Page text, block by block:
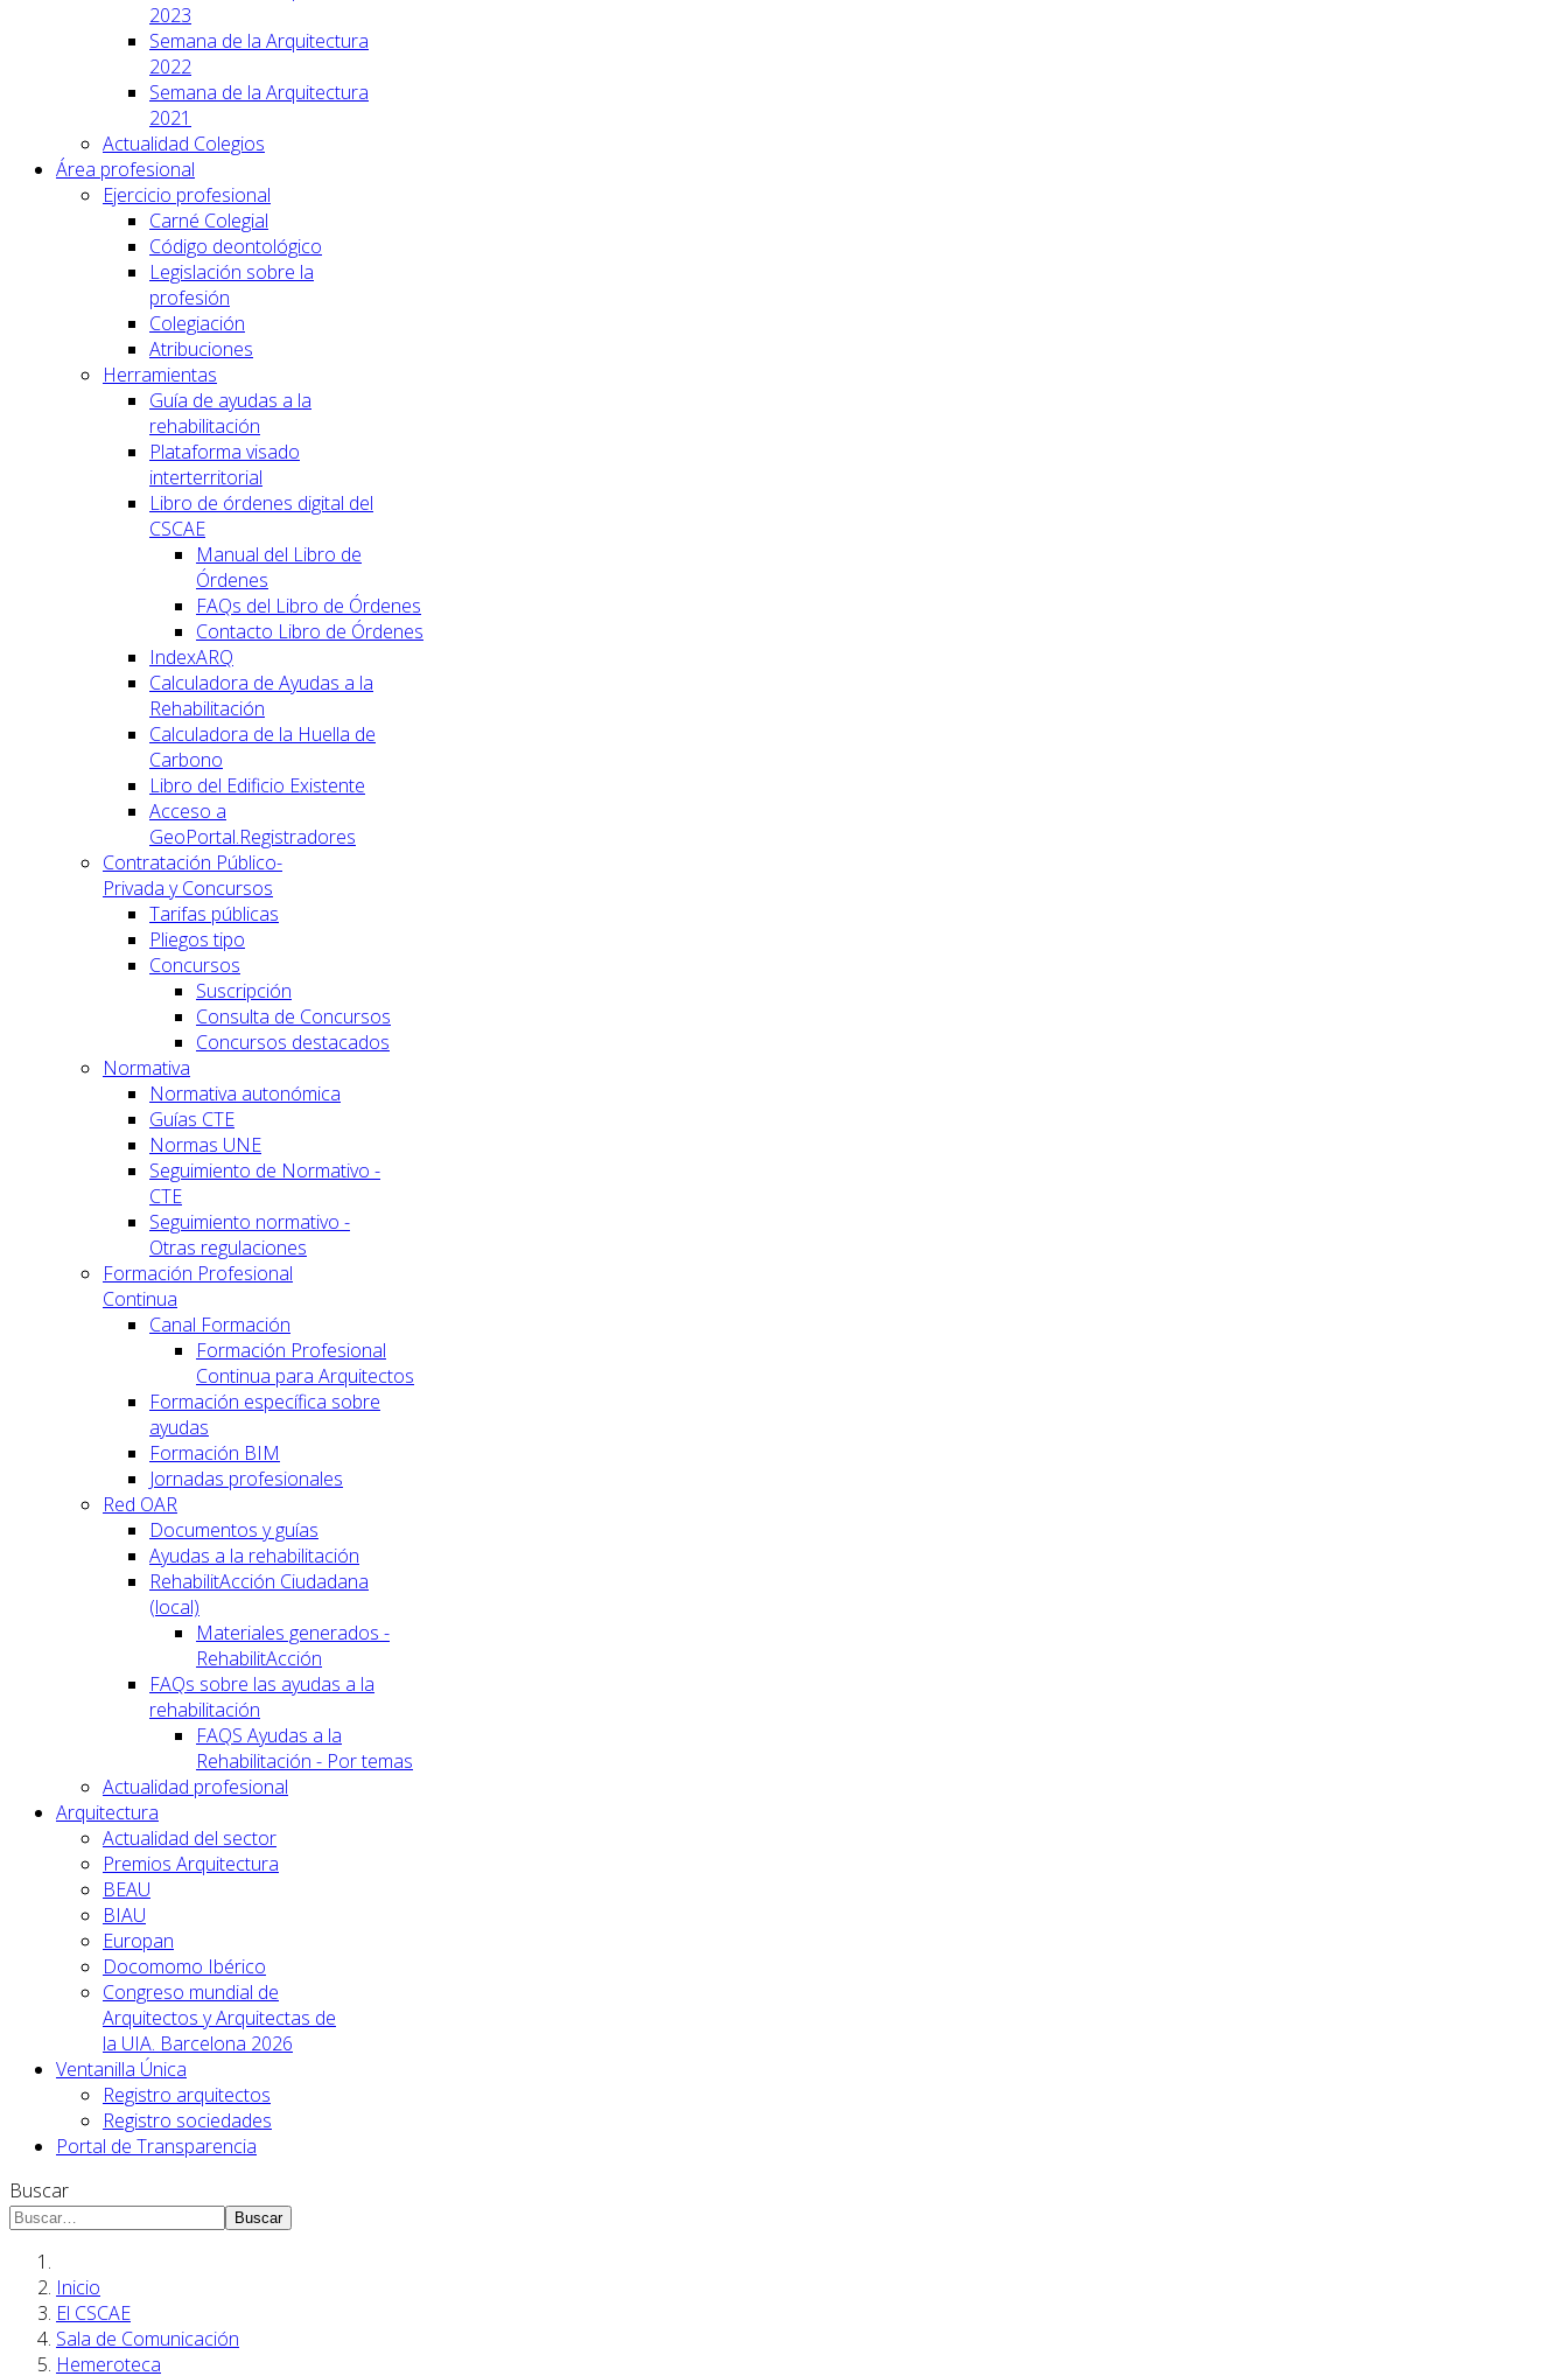
2023
Semana de la Arquitectura
2022
Semana de la Arquitectura
2021
Actualidad Colegios
Área profesional
Ejercicio profesional
Carné Colegial
Código deontológico
Legislación sobre la
profesión
Colegiación
Atribuciones
Herramientas
Guía de ayudas a la
rehabilitación
Plataforma visado
interterritorial
Libro de órdenes digital del
CSCAE
Manual del Libro de
Órdenes
FAQs del Libro de Órdenes
Contacto Libro de Órdenes
IndexARQ
Calculadora de Ayudas a la
Rehabilitación
Calculadora de la Huella de
Carbono
Libro del Edificio Existente
Acceso a
GeoPortal.Registradores
Contratación Público-
Privada y Concursos
Tarifas públicas
Pliegos tipo
Concursos
Suscripción
Consulta de Concursos
Concursos destacados
Normativa
Normativa autonómica
Guías CTE
Normas UNE
Seguimiento de Normativo -
CTE
Seguimiento normativo -
Otras regulaciones
Formación Profesional
Continua
Canal Formación
Formación Profesional
Continua para Arquitectos
Formación específica sobre
ayudas
Formación BIM
Jornadas profesionales
Red OAR
Documentos y guías
Ayudas a la rehabilitación
RehabilitAcción Ciudadana
(local)
Materiales generados -
RehabilitAcción
FAQs sobre las ayudas a la
rehabilitación
FAQS Ayudas a la
Rehabilitación - Por temas
Actualidad profesional
Arquitectura
Actualidad del sector
Premios Arquitectura
BEAU
BIAU
Europan
Docomomo Ibérico
Congreso mundial de
Arquitectos y Arquitectas de
la UIA. Barcelona 2026
Ventanilla Única
Registro arquitectos
Registro sociedades
Portal de Transparencia
Buscar
Buscar
Inicio
El CSCAE
Sala de Comunicación
Hemeroteca